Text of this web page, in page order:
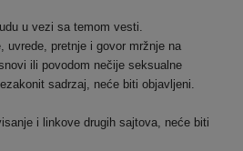
u vezi sa temom vesti.
uvrede, pretnje i govor mržnje na
ili povodom nečije seksualne
sadrzaj, neće biti objavljeni.
i linkove drugih sajtova, neće biti